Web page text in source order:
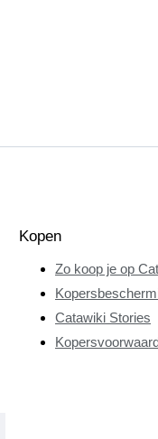
Kopen
Zo koop je op
Catawiki Stories